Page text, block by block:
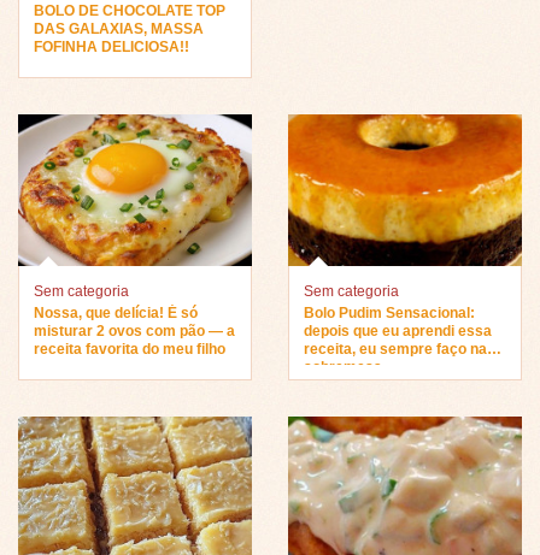
BOLO DE CHOCOLATE TOP
DAS GALAXIAS, MASSA
FOFINHA DELICIOSA!!
Sem categoria
Nossa, que delícia! É só
misturar 2 ovos com pão — a
receita favorita do meu filho
Sem categoria
Bolo Pudim Sensacional:
depois que eu aprendi essa
receita, eu sempre faço na
sobremesa…